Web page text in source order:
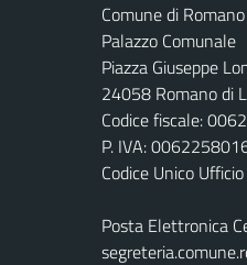
Comune di
Palazzo Comunale
Piazza Giuseppe
24058 Romano di
Codice fiscale:
P. IVA:
Codice Unico
Posta Elettronica